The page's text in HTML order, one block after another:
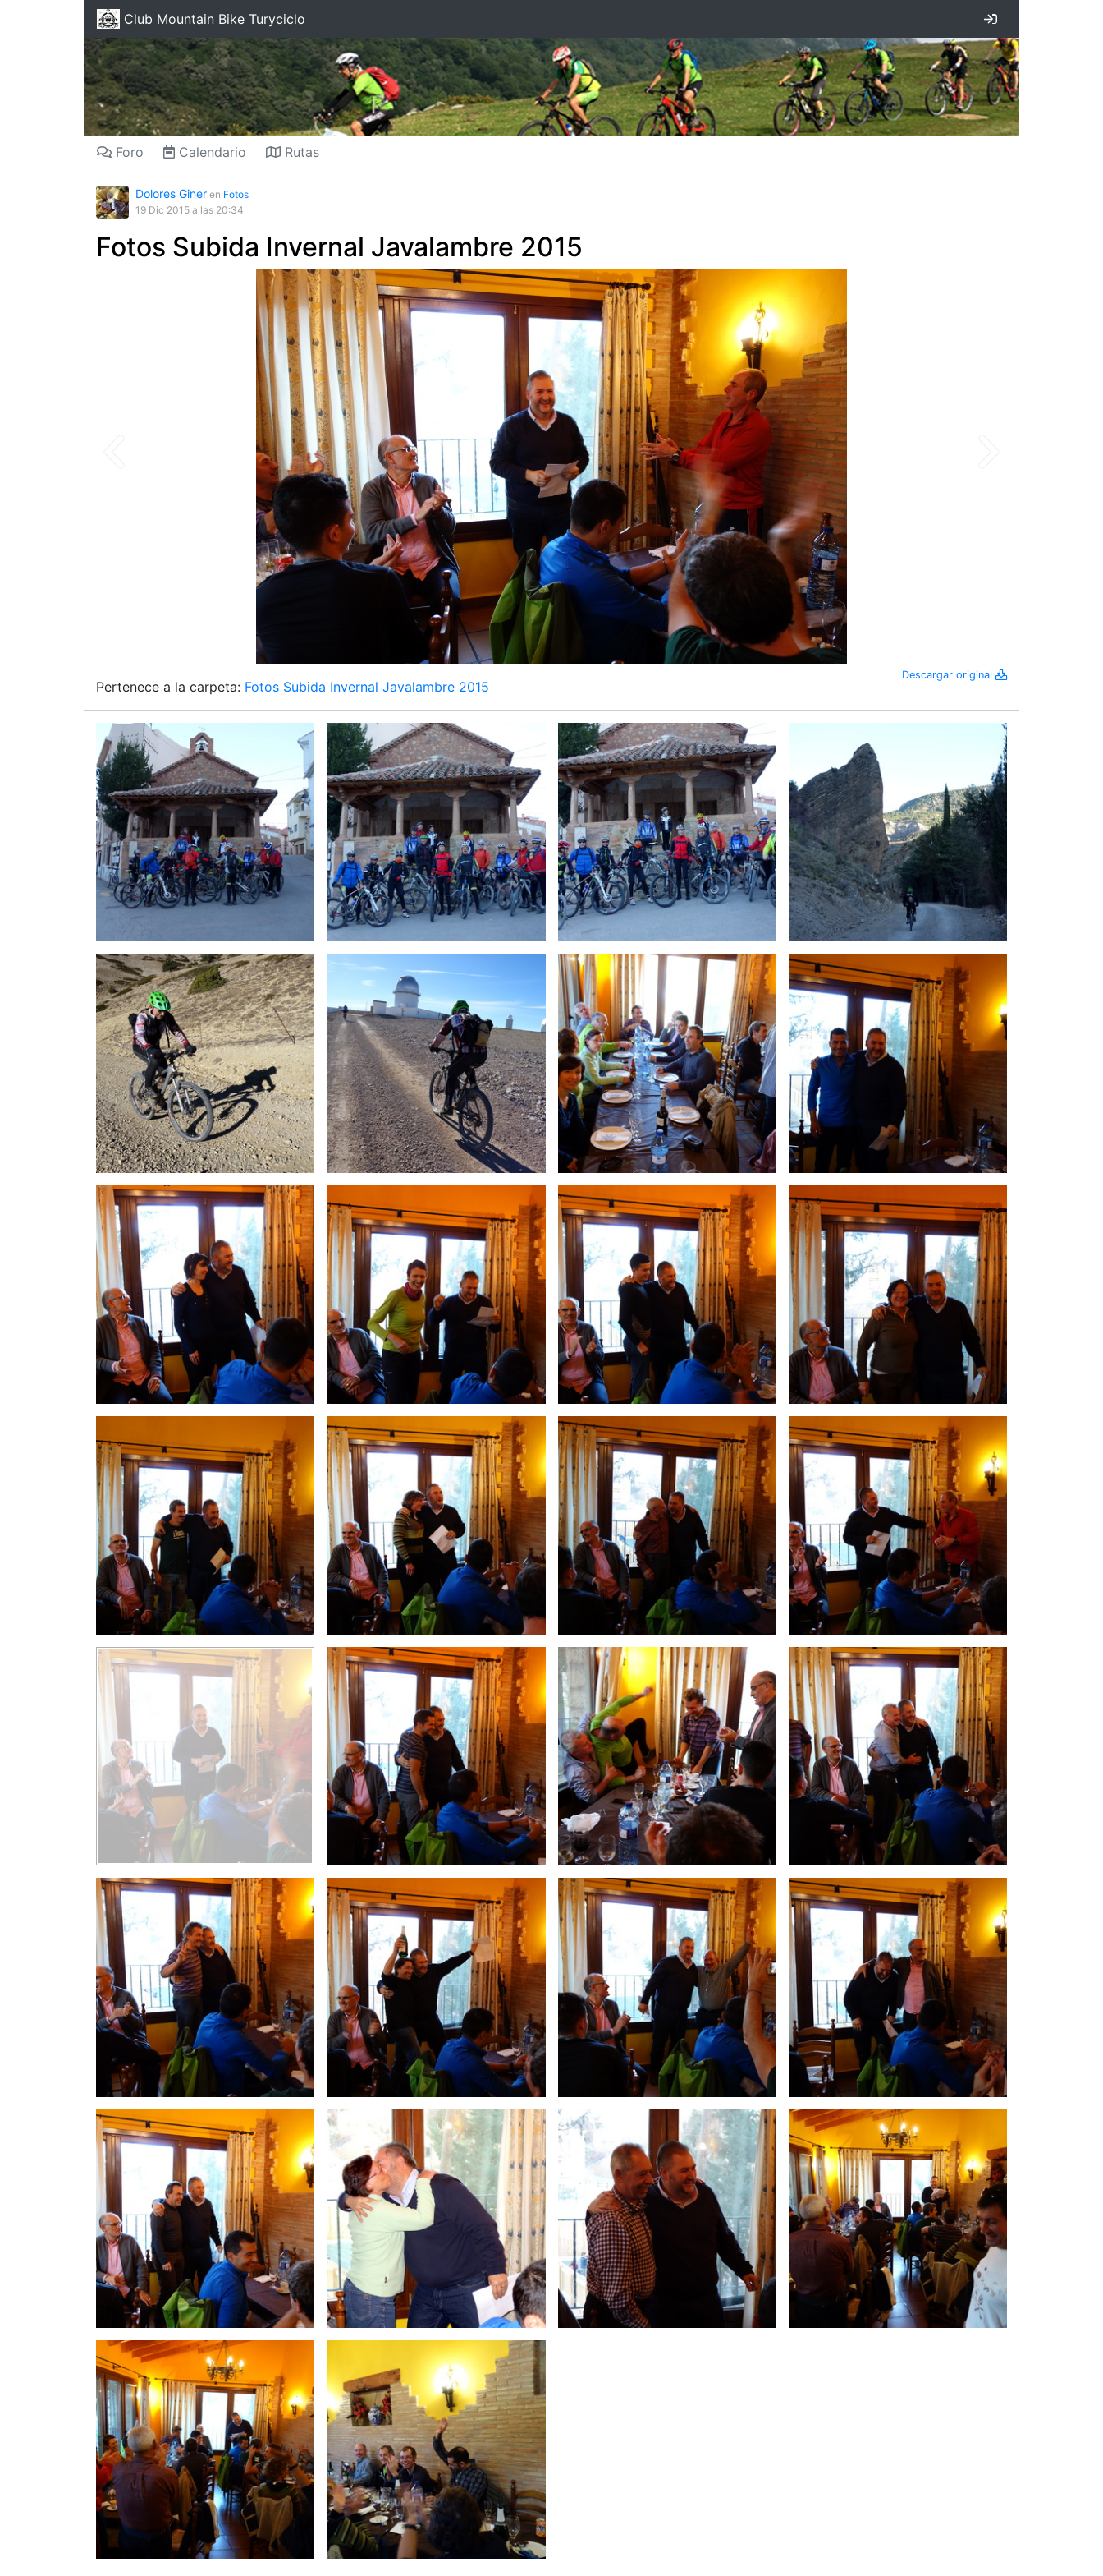
Club Mountain Bike Turyciclo
Foro Calendario Rutas
Dolores Giner en Fotos
19 Dic 2015 a las 20:34
Fotos Subida Invernal Javalambre 2015
Descargar original
Pertenece a la carpeta: Fotos Subida Invernal Javalambre 2015